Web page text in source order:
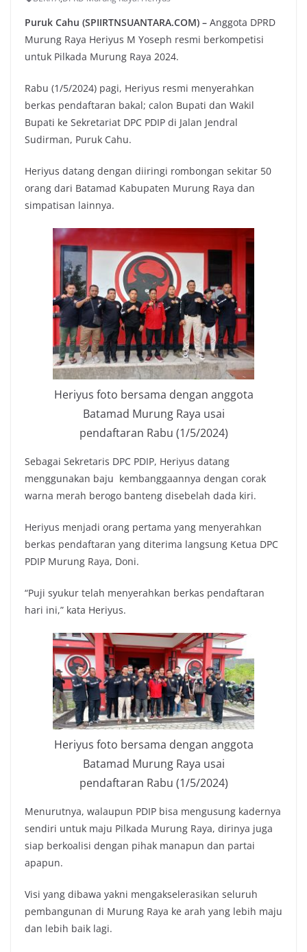
Puruk Cahu (SPIIRTNSUANTARA.COM) – Anggota DPRD
Murung Raya Heriyus M Yoseph resmi berkompetisi
untuk Pilkada Murung Raya 2024.
Rabu (1/5/2024) pagi, Heriyus resmi menyerahkan
berkas pendaftaran bakal; calon Bupati dan Wakil
Bupati ke Sekretariat DPC PDIP di Jalan Jendral
Sudirman, Puruk Cahu.
Heriyus datang dengan diiringi rombongan sekitar 50
orang dari Batamad Kabupaten Murung Raya dan
simpatisan lainnya.
Heriyus foto bersama dengan anggota
Batamad Murung Raya usai
pendaftaran Rabu (1/5/2024)
Sebagai Sekretaris DPC PDIP, Heriyus datang
menggunakan baju kembanggaannya dengan corak
warna merah berogo banteng disebelah dada kiri.
Heriyus menjadi orang pertama yang menyerahkan
berkas pendaftaran yang diterima langsung Ketua DPC
PDIP Murung Raya, Doni.
“Puji syukur telah menyerahkan berkas pendaftaran
hari ini,” kata Heriyus.
Heriyus foto bersama dengan anggota
Batamad Murung Raya usai
pendaftaran Rabu (1/5/2024)
Menurutnya, walaupun PDIP bisa mengusung kadernya
sendiri untuk maju Pilkada Murung Raya, dirinya juga
siap berkoalisi dengan pihak manapun dan partai
apapun.
Visi yang dibawa yakni mengakselerasikan seluruh
pembangunan di Murung Raya ke arah yang lebih maju
dan lebih baik lagi.